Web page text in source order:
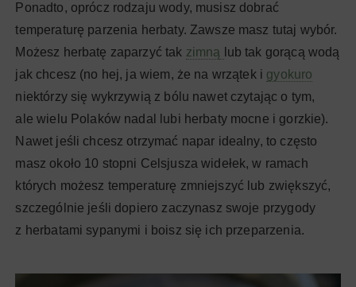
Ponadto, oprócz rodzaju wody, musisz dobrać
temperaturę parzenia herbaty. Zawsze masz tutaj wybór.
Możesz herbatę zaparzyć tak zimną
lub tak gorącą wodą
jak chcesz (no hej, ja wiem, że na wrzątek i gyokuro
niektórzy się wykrzywią z bólu nawet czytając o tym,
ale wielu Polaków nadal lubi herbaty mocne i gorzkie).
Nawet jeśli chcesz otrzymać napar idealny, to często
masz około 10 stopni Celsjusza widełek, w ramach
których możesz temperaturę zmniejszyć lub zwiększyć,
szczególnie jeśli dopiero zaczynasz swoje przygody
z herbatami sypanymi i boisz się ich przeparzenia.